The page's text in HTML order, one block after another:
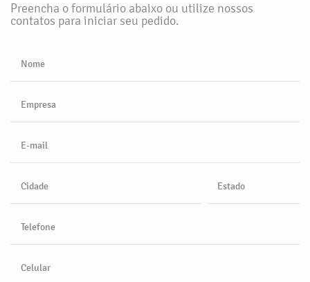
Preencha o formulário abaixo ou utilize nossos
contatos para iniciar seu pedido.
Nome
Empresa
E-mail
Cidade Estado
Telefone
Celular